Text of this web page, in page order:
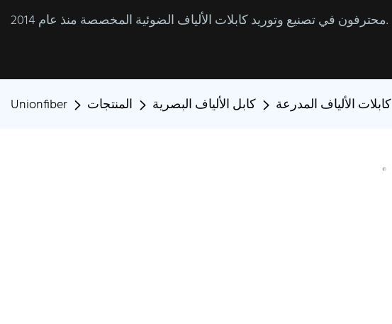
محترفون في تصنيع وتوريد كابلات الألياف الضوئية المخصصة منذ عام 2014.
Unionfiber المنتجات كابل الألياف البصرية كابلات الألياف المدرعة